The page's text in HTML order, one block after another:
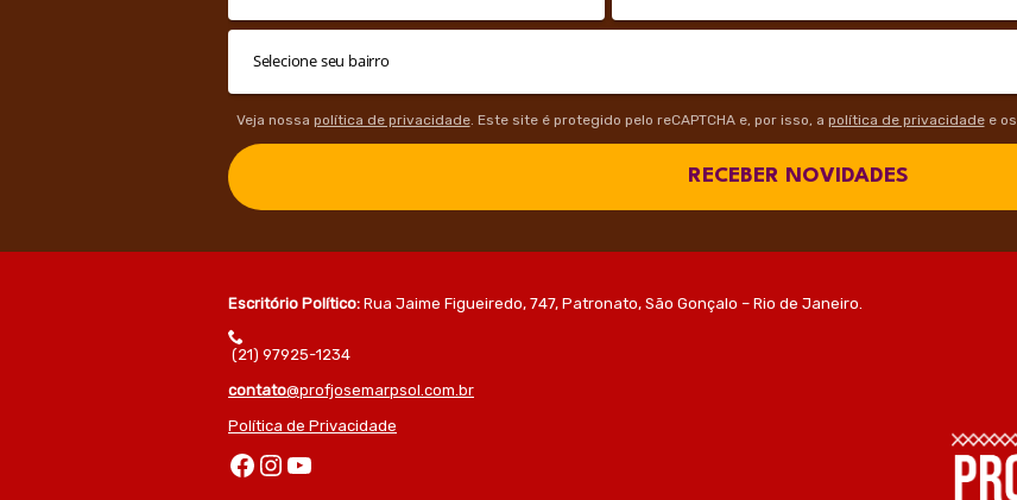
Veja nossa política de privacidade. Este site é protegido pelo reCAPTCHA e, por isso, a política de privacidadee os
RECEBER NOVIDADES
Escritório Político: Rua Jaime Figueiredo, 747, Patronato, São Gonçalo – Rio de Janeiro.
(21) 97925-1234
contato@profjosemarpsol.com.br
Política de Privacidade
Facebook Instagram Youtube